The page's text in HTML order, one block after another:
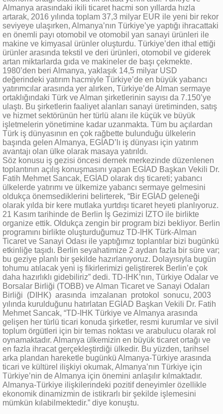
Almanya arasındaki ikili ticaret hacmi son yıllarda hızla
artarak, 2016 yılında toplam 37,3 milyar EUR ile yeni bir rekor
seviyeye ulaşırken, Almanya’nın Türkiye’ye yaptığı ihracattaki
en önemli payı otomobil ve otomobil yan sanayi ürünleri ile
makine ve kimyasal ürünler oluşturdu. Türkiye’den ithal ettiği
ürünler arasında tekstil ve deri ürünleri, otomobil ve giderek
artan miktarlarda gıda ve makineler de başı çekmekte.
1980’den beri Almanya, yaklaşık 14,5 milyar USD
değerindeki yatırım hacmiyle Türkiye’de en büyük yabancı
yatırımcılar arasında yer alırken, Türkiye’de Alman sermaye
ortaklığındaki Türk ve Alman şirketlerinin sayısı da 7.150’ye
ulaştı. Bu şirketlerin faaliyet alanları sanayi üretiminden, satış
ve hizmet sektörünün her türlü alanı ile küçük ve büyük
işletmelerin yönetimine kadar uzanmakta. Tüm bu açılardan
Türk iş dünyasının en çok rağbette bulunduğu ülkelerin
başında gelen Almanya, EGİAD’lı iş dünyası için yatırım
avantajı olan ülke olarak masaya yatırıldı.
Söz konusu iş gezisi öncesi dernek merkezinde düzenlenen
toplantının açılış konuşmasını yapan EGİAD Başkan Vekili Dr.
Fatih Mehmet Sancak, EGİAD olarak dış ticareti; yabancı
ülkelerde yatırımı ve ülkemize yabancı sermaye gelmesini
oldukça önemsediklerini belirterek, “Bir EGİAD geleneği
olarak yılda bir kere mutlaka yurtdışı ticaret heyeti planlıyoruz.
21 Kasım tarihinde de Berlin İş Gezimizi İZTO ile birlikte
organize ettik. Oldukça zengin bir program bizi bekliyor. Berlin
programını birlikte oluşturduğumuz TD-IHK Türk-Alman
Ticaret ve Sanayi Odası ile yaptığımız toplantılar bizi bugünkü
etkinliğe taşıdı. Berlin seyahatimize 2 aydan fazla bir süre var;
bu geziye planlı bir şekilde hazırlanıyoruz. Dolayısıyla bugün
tohumu atılacak yeni iş fikirlerimizi geliştirerek Berlin’e çok
daha hazırlıklı gidebiliriz” dedi. TD-IHK’nın, Türkiye Odalar ve
Borsalar Birliği (TOBB) ve Alman Ticaret ve Sanayi Odaları
Birliği (DIHK) arasında imzalanan protokol sonucu, 2003
yılında kurulduğunu hatırlatan EGİAD Başkan Vekili Dr. Fatih
Mehmet Sancak, “TD-IHK Türkiye ve Almanya arasında
gelişen her türlü ticari konuda şirketler, resmi kurumlar ve sivil
toplum örgütleri için bir temas noktası ve arabulucu olarak rol
oynamaktadır. Almanya ülkemizin en büyük ticaret ortağı ve
en fazla ihracat gerçekleştirdiği ülkedir. Bu yüzden, tarihsel
arka plandan hareketle bugünkü Almanya-Türkiye arasında
ticari ve kültürel ilişkiyi okumak, Almanya’nın Türkiye için
Türkiye’nin de Almanya için önemini anlaşılır kılmaktadır.
Almanya-Türkiye ilişkilerindeki pozitif deneyimler özellikle
ekonomik dinamizmin de istikrarlı bir şekilde işlemesini
mümkün kılabilmektedir.” diye konuştu.